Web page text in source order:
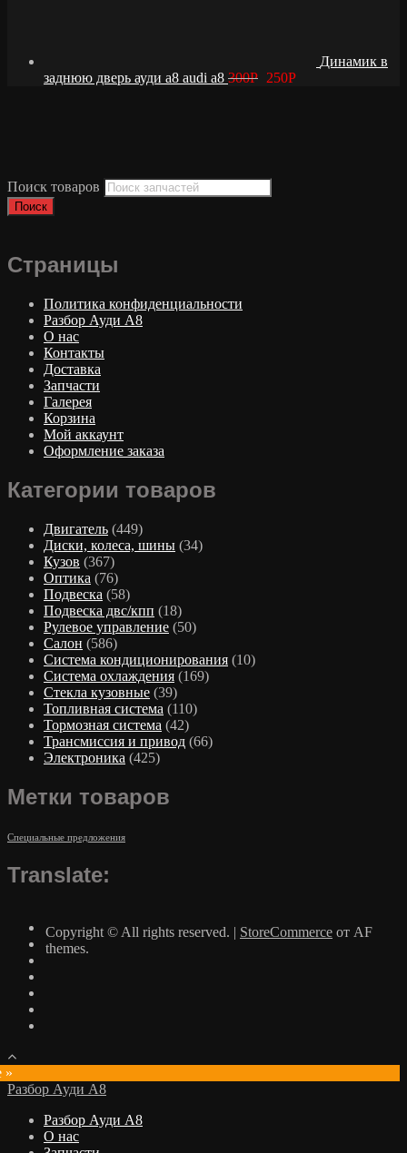
Динамик в
заднюю дверь ауди а8 audi a8 300Р 250Р
Поиск товаров
Поиск
Страницы
Политика конфиденциальности
Разбор Ауди А8
О нас
Контакты
Доставка
Запчасти
Галерея
Корзина
Мой аккаунт
Оформление заказа
Категории товаров
Двигатель (449)
Диски, колеса, шины (34)
Кузов (367)
Оптика (76)
Подвеска (58)
Подвеска двс/кпп (18)
Рулевое управление (50)
Салон (586)
Система кондиционирования (10)
Система охлаждения (169)
Стекла кузовные (39)
Топливная система (110)
Тормозная система (42)
Трансмиссия и привод (66)
Электроника (425)
Метки товаров
Специальные предложения
Translate:
Copyright © All rights reserved. | StoreCommerce от AF
themes.
»
Разбор Ауди А8
Разбор Ауди А8
О нас